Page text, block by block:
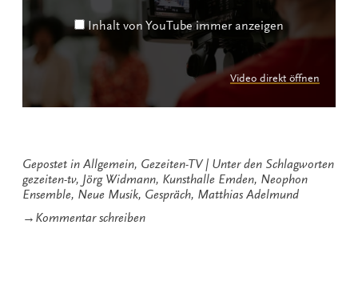
Inhalt von YouTube immer anzeigen
Video direkt öffnen
Gepostet in Allgemein, Gezeiten-TV
Unter den Schlagworten
gezeiten-tv, Jörg Widmann, Kunsthalle Emden, Neophon
Ensemble, Neue Musik, Gespräch, Matthias Adelmund
→ Kommentar schreibenzu